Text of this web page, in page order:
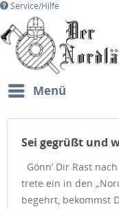
Service/Hilfe
Menü
Sei gegrüßt und
Gönn’ Dir Rast
trete ein in den
begehrt, bekommst